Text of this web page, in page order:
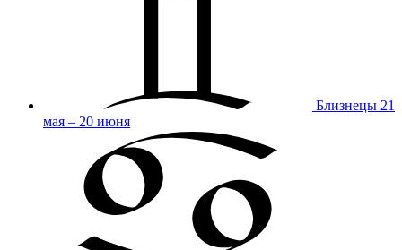
Близнецы 21
мая – 20 июня